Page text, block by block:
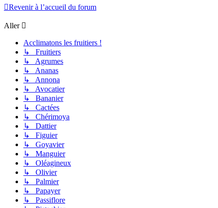
Revenir à l’accueil du forum
Aller
Acclimatons les fruitiers !
↳ Fruitiers
↳ Agrumes
↳ Ananas
↳ Annona
↳ Avocatier
↳ Bananier
↳ Cactées
↳ Chérimoya
↳ Dattier
↳ Figuier
↳ Goyavier
↳ Manguier
↳ Oléagineux
↳ Olivier
↳ Palmier
↳ Papayer
↳ Passiflore